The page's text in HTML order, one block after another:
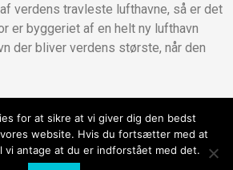
verdens travleste lufthavne, så er det
er byggeriet af en helt ny lufthavn
der bliver verdens største, når den
Dubai Fan /Kontakt Loco Media
for at sikre at vi giver dig den bedst
website. Hvis du fortsætter med at
vi antage at du er indforstået med det.